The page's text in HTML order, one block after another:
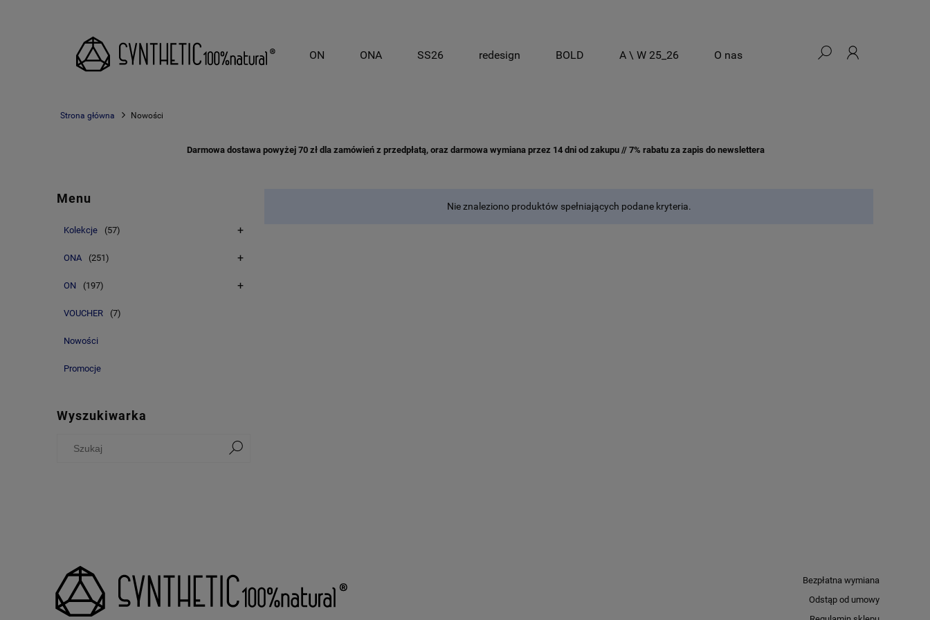
ON ONA SS26 redesign BOLD A \ W 25_26 O nas
Nowości
Strona główna
Darmowa dostawa powyżej 70 zł dla zamówień z przedpłatą, oraz darmowa wymiana przez 14 dni od zakupu // 7% rabatu za zapis do newslettera
Menu
Kolekcje (57)
ONA (251)
ON (197)
VOUCHER (7)
Nowości
Promocje
Wyszukiwarka
Nie znaleziono produktów spełniających podane kryteria.
Bezpłatna wymiana
Odstąp od umowy